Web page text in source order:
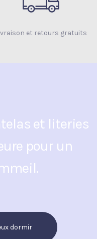
et retours gratuits
et literies
pour un
dormir